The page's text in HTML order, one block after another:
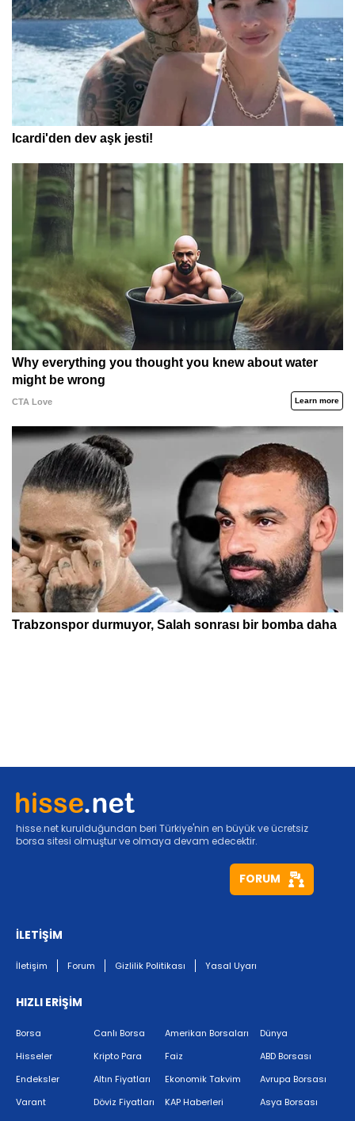
hisse.net kurulduğundan beri Türkiye'nin en büyük ve ücretsiz
borsa sitesi olmuştur ve olmaya devam edecektir.
FORUM
İLETİŞİM
İletişim Forum Gizlilik Politikası Yasal Uyarı
HIZLI ERİŞİM
Borsa
Hisseler
Endeksler
Varant
Canlı Borsa
Kripto Para
Altın Fiyatları
Döviz Fiyatları
Amerikan Borsaları
Faiz
Ekonomik Takvim
KAP Haberleri
Dünya
ABD Borsası
Avrupa Borsası
Asya Borsası